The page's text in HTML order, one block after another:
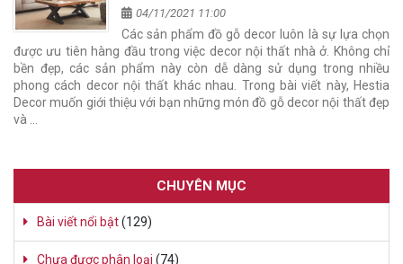
04/11/2021 11:00
Các sản phẩm đồ gỗ decor luôn là sự lựa chọn
được ưu tiên hàng đầu trong việc decor nội thất nhà ở. Không chỉ
bền đẹp, các sản phẩm này còn dễ dàng sử dụng trong nhiều
phong cách decor nội thất khác nhau. Trong bài viết này, Hestia
Decor muốn giới thiệu với bạn những món đồ gỗ decor nội thất đẹp
và …
CHUYÊN MỤC
Bài viết nổi bật(129)
Chưa được phân loại (74)